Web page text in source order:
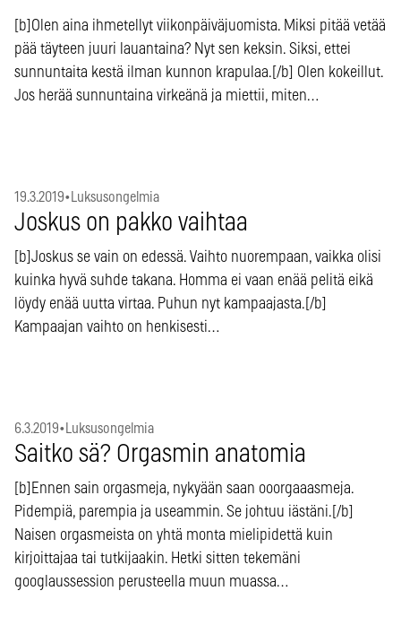
[b]Olen aina ihmetellyt viikonpäiväjuomista. Miksi pitää vetää
pää täyteen juuri lauantaina? Nyt sen keksin. Siksi, ettei
sunnuntaita kestä ilman kunnon krapulaa.[/b] Olen kokeillut.
Jos herää sunnuntaina virkeänä ja miettii, miten…
19.3.2019• Luksusongelmia
Joskus on pakko vaihtaa
[b]Joskus se vain on edessä. Vaihto nuorempaan, vaikka olisi
kuinka hyvä suhde takana. Homma ei vaan enää pelitä eikä
löydy enää uutta virtaa. Puhun nyt kampaajasta.[/b]
Kampaajan vaihto on henkisesti…
6.3.2019• Luksusongelmia
Saitko sä? Orgasmin anatomia
[b]Ennen sain orgasmeja, nykyään saan ooorgaaasmeja.
Pidempiä, parempia ja useammin. Se johtuu iästäni.[/b]
Naisen orgasmeista on yhtä monta mielipidettä kuin
kirjoittajaa tai tutkijaakin. Hetki sitten tekemäni
googlaussession perusteella muun muassa…